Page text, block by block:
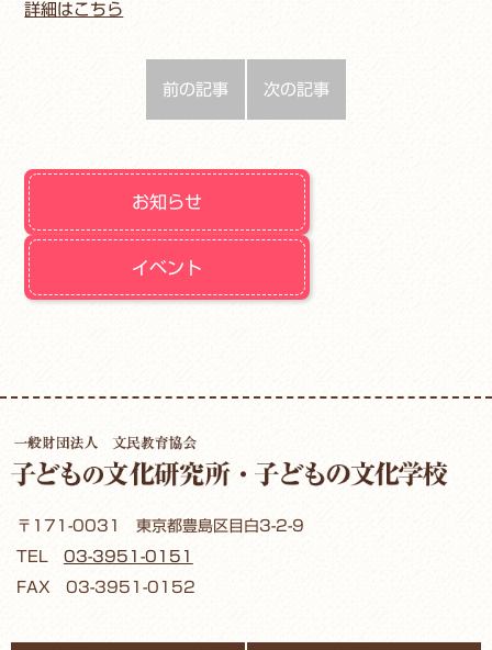
詳細はこちら
前の記事 次の記事
お知らせ
イベント
〒171-0031 東京都豊島区目白3-2-9
TEL 03-3951-0151
FAX 03-3951-0152